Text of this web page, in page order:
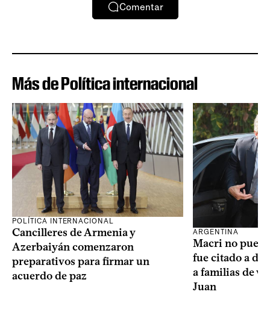
Comentar
Más de Política internacional
POLÍTICA INTERNACIONAL
Cancilleres de Armenia y
Azerbaiyán comenzaron
preparativos para firmar un
acuerdo de paz
ARGENTINA
Macri no
fue citado a
a familias de
Juan